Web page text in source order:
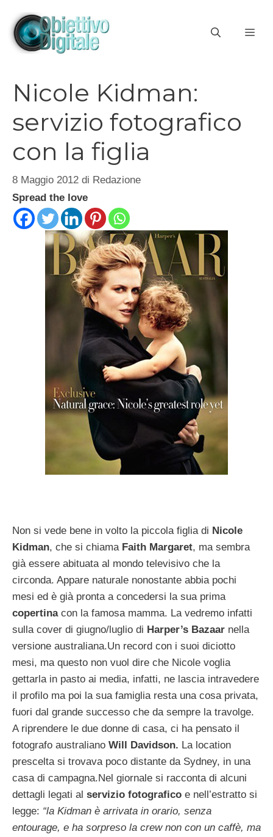
contenuto
Nicole Kidman:
servizio fotografico
con la figlia
8 Maggio 2012 di Redazione
Spread the love
Non si vede bene in volto la piccola figlia di Nicole
Kidman, che si chiama Faith Margaret, ma sembra
già essere abituata al mondo televisivo che la
circonda. Appare naturale nonostante abbia pochi
mesi ed è già pronta a concedersi la sua prima
copertinacon la famosa mamma. La vedremo infatti
sulla cover di giugno/luglio di Harper’s Bazaar nella
versione australiana.Un record con i suoi diciotto
mesi, ma questo non vuol dire che Nicole voglia
gettarla in pasto ai media, infatti, ne lascia intravedere
il profilo ma poi la sua famiglia resta una cosa privata,
fuori dal grande successo che da sempre la travolge.
A riprendere le due donne di casa, ci ha pensato il
fotografo australiano Will Davidson. La location
prescelta si trovava poco distante da Sydney, in una
casa di campagna.Nel giornale si racconta di alcuni
dettagli legati al servizio fotografico e nell’estratto si
legge: “la Kidman è arrivata in orario, senza
entourage, e ha sorpreso la crew non con un caffè, ma